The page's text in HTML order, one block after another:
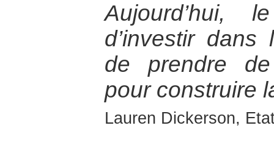
Aujourd’hui,
d’investir dans
de prendre
pour construire
Lauren Dickerson,